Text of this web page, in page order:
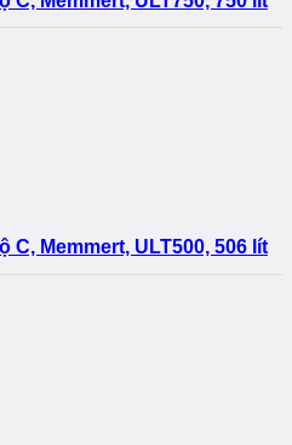
C, Memmert, ULT500, 506 lít